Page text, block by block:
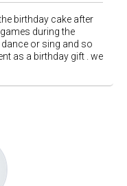
birthday cake after
during the
or sing and so
as a birthday gift . we